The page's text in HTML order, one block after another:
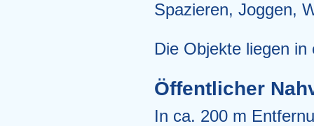
Spazieren, Joggen,
Die Objekte liegen
Öffentlicher
In ca. 200 m